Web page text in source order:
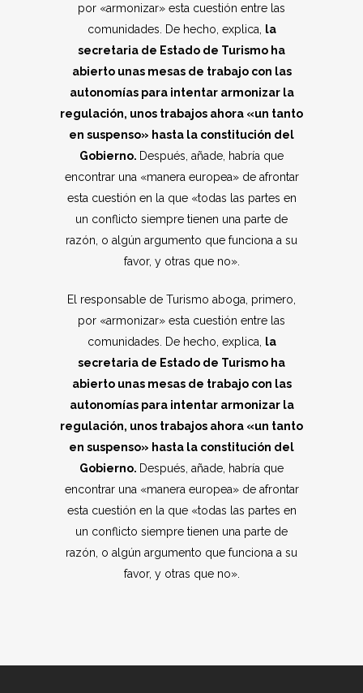
por «armonizar» esta cuestión entre las
comunidades. De hecho, explica, la
secretaria de Estado de Turismo ha
abierto unas mesas de trabajo con las
autonomías para intentar armonizar la
regulación, unos trabajos ahora «un tanto
en suspenso» hasta la constitución del
Gobierno. Después, añade, habría que
encontrar una «manera europea» de afrontar
esta cuestión en la que «todas las partes en
un conflicto siempre tienen una parte de
razón, o algún argumento que funciona a su
favor, y otras que no».
El responsable de Turismo aboga, primero,
por «armonizar» esta cuestión entre las
comunidades. De hecho, explica, la
secretaria de Estado de Turismo ha
abierto unas mesas de trabajo con las
autonomías para intentar armonizar la
regulación, unos trabajos ahora «un tanto
en suspenso» hasta la constitución del
Gobierno. Después, añade, habría que
encontrar una «manera europea» de afrontar
esta cuestión en la que «todas las partes en
un conflicto siempre tienen una parte de
razón, o algún argumento que funciona a su
favor, y otras que no».